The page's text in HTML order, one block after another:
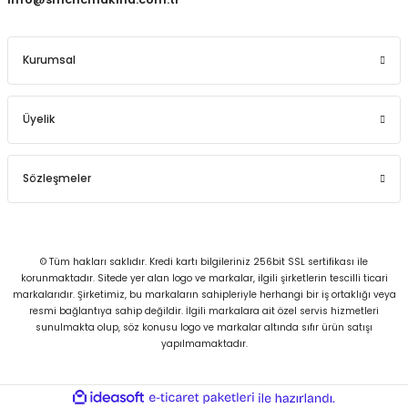
Kurumsal
Üyelik
Sözleşmeler
© Tüm hakları saklıdır. Kredi kartı bilgileriniz 256bit SSL sertifikası ile
korunmaktadır. Sitede yer alan logo ve markalar, ilgili şirketlerin tescilli ticari
markalarıdır. Şirketimiz, bu markaların sahipleriyle herhangi bir iş ortaklığı veya
resmi bağlantıya sahip değildir. İlgili markalara ait özel servis hizmetleri
sunulmakta olup, söz konusu logo ve markalar altında sıfır ürün satışı
yapılmamaktadır.
ideasoft
e-